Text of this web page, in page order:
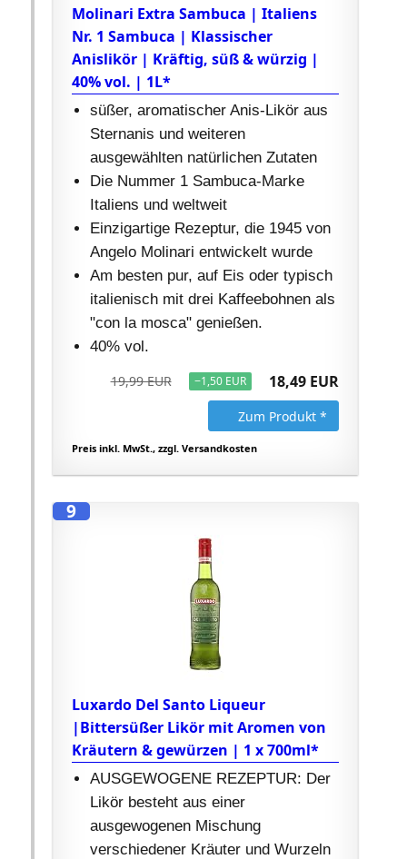
Molinari Extra Sambuca | Italiens
Nr. 1 Sambuca | Klassischer
Anislikör | Kräftig, süß & würzig |
40% vol. | 1L*
süßer, aromatischer Anis-Likör aus
Sternanis und weiteren
ausgewählten natürlichen Zutaten
Die Nummer 1 Sambuca-Marke
Italiens und weltweit
Einzigartige Rezeptur, die 1945 von
Angelo Molinari entwickelt wurde
Am besten pur, auf Eis oder typisch
italienisch mit drei Kaffeebohnen als
"con la mosca" genießen.
40% vol.
19,99 EUR −1,50 EUR 18,49 EUR
Zum Produkt *
Preis inkl. MwSt., zzgl. Versandkosten
9
Luxardo Del Santo Liqueur
|Bittersüßer Likör mit Aromen von
Kräutern & gewürzen | 1 x 700ml*
AUSGEWOGENE REZEPTUR: Der
Likör besteht aus einer
ausgewogenen Mischung
verschiedener Kräuter und Wurzeln